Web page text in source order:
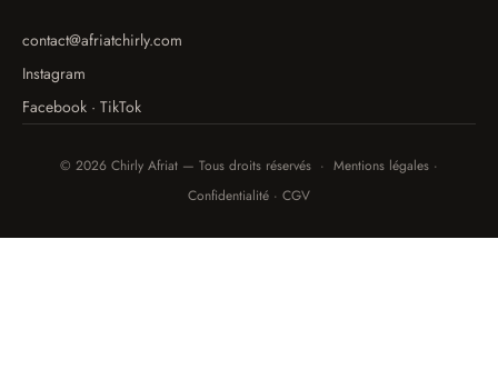
contact@afriatchirly.com
Instagram
Facebook · TikTok
© 2026 Chirly Afriat — Tous droits réservés · Mentions légales ·
Confidentialité · CGV